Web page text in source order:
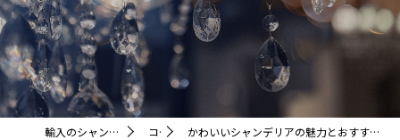
輸入のシャンデリアならクラシカ株式会社 コラム かわいいシャンデリアの魅力とおすすめ人気商品｜通販・インテリア別選び方や安いモデル比較も徹底解説